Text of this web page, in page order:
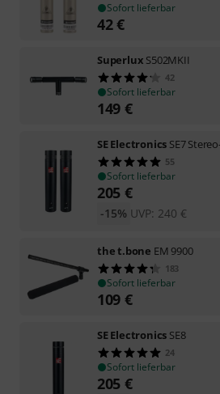
Sofort lieferbar
42€
Superlux S502MKII
42
Sofort lieferbar
149 €
SE Electronics SE7
55
Sofort lieferbar
205 €
UVP: 240 €
-15%
the t.bone EM 9900
183
Sofort lieferbar
109 €
SE Electronics SE8
24
Sofort lieferbar
205 €